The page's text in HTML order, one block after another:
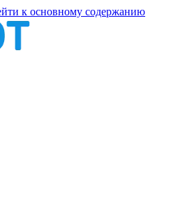
к основному содержанию